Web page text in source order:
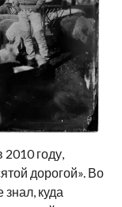
году,
дорогой». Во
куда